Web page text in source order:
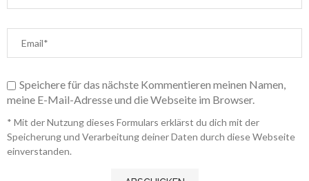
Speichere für das nächste Kommentieren meinen Namen,
meine E-Mail-Adresse und die Webseite im Browser.
* Mit der Nutzung dieses Formulars erklärst du dich mit der
Speicherung und Verarbeitung deiner Daten durch diese Webseite
einverstanden.